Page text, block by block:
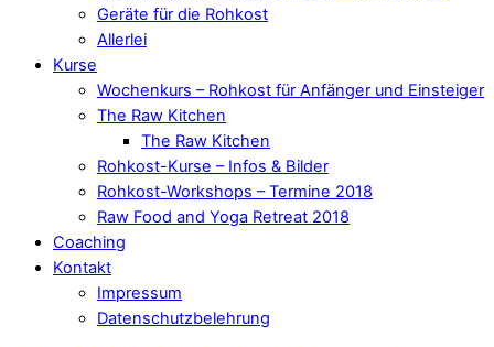
Geräte für die Rohkost
Allerlei
Kurse
Wochenkurs – Rohkost für Anfänger und Einsteiger
The Raw Kitchen
The Raw Kitchen
Rohkost-Kurse – Infos & Bilder
Rohkost-Workshops – Termine 2018
Raw Food and Yoga Retreat 2018
Coaching
Kontakt
Impressum
Datenschutzbelehrung